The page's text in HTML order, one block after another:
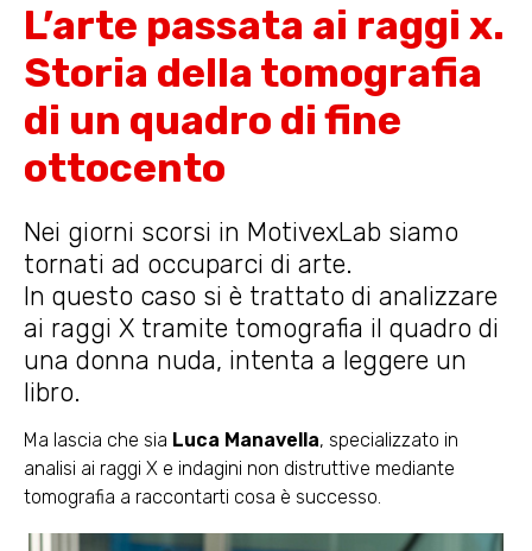
L’arte passata ai raggi x.
Storia della tomografia
di un quadro di fine
ottocento
Nei giorni scorsi in MotivexLab siamo
tornati ad occuparci di arte.
In questo caso si è trattato di analizzare
ai raggi X tramite tomografia il quadro di
una donna nuda, intenta a leggere un
libro.
Ma lascia che sia Luca Manavella, specializzato in
analisi ai raggi X e indagini non distruttive mediante
tomografia a raccontarti cosa è successo.